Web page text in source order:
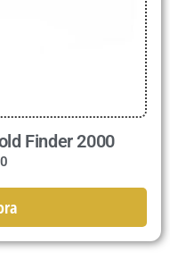
Finder 2000